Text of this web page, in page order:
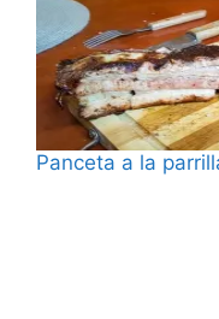
Panceta a la